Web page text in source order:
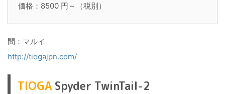
価格：8500 円～（税別）
問：マルイ
http://tiogajpn.com/
TIOGA Spyder TwinTail-2